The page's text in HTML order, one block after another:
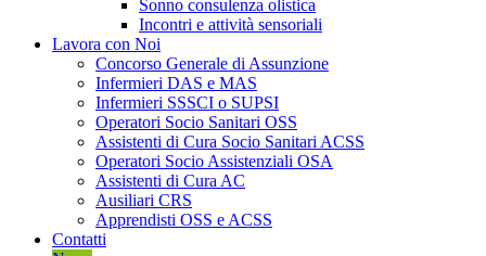
Sonno consulenza olistica
Incontri e attività sensoriali
Lavora con Noi
Concorso Generale di Assunzione
Infermieri DAS e MAS
Infermieri SSSCI o SUPSI
Operatori Socio Sanitari OSS
Assistenti di Cura Socio Sanitari ACSS
Operatori Socio Assistenziali OSA
Assistenti di Cura AC
Ausiliari CRS
Apprendisti OSS e ACSS
Contatti